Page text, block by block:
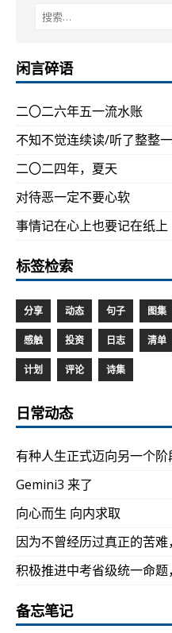
闲言碎语
二〇二六年五一流水账
不知不觉连续读/听了整整
二〇二四年，夏天
对待恶一定不要心软
事情记在心上也要记在纸上
标签检索
分享 动态 句子 图集
感触 投资 日志 清单
计划 评论 诗集
日常动态
有种人生正式迈向另一个阶
Gemini3 来了
向心而生 向内求取
因为不曾经历过真正的苦
积极推进中考省级统一命
备忘笔记